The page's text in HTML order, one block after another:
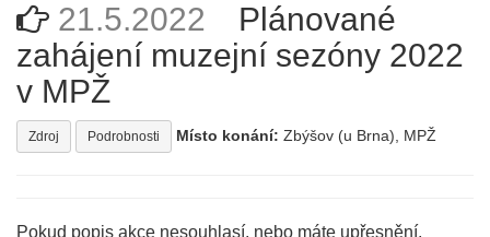
21.5.2022
Plánované
zahájení muzejní sezóny 2022
v MPŽ
Zdroj Podrobnosti Místo konání: Zbýšov (u Brna), MPŽ
Pokud popis akce nesouhlasí, nebo máte upřesnění,